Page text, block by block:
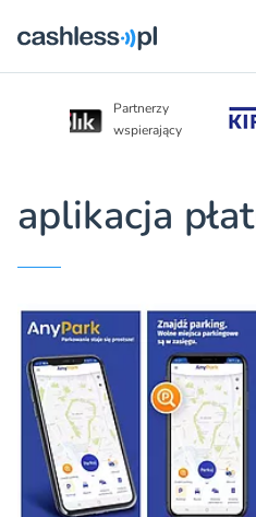
Partnerzy
wspierający
aplikacja